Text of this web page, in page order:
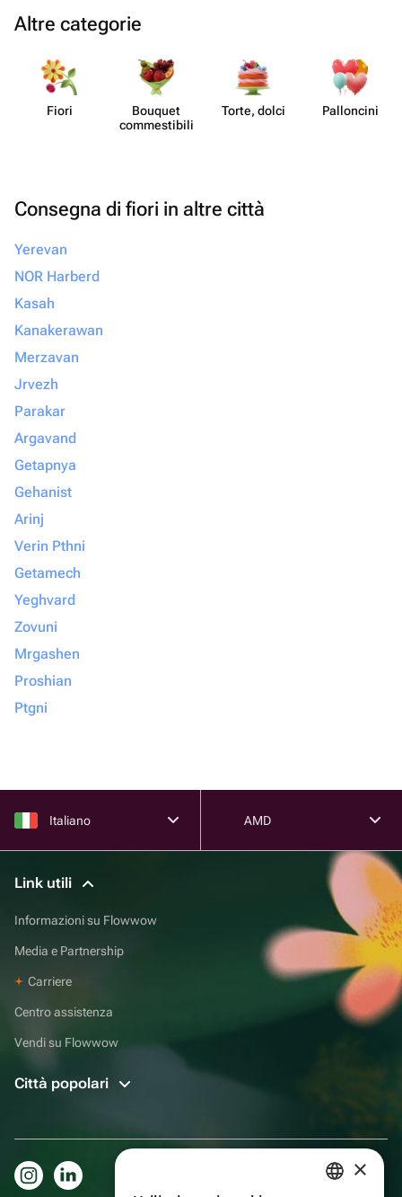
Altre categorie
Fiori
Bouquet
commes​tibili
Torte, dolci Pall​oncini
Consegna di fiori in altre città
Yerevan
NOR Harberd
Kasah
Kanakerawan
Merzavan
Jrvezh
Parakar
Argavand
Getapnya
Gehanist
Arinj
Verin Pthni
Getamech
Yeghvard
Zovuni
Mrgashen
Proshian
Ptgni
Italiano AMD
Link utili
Informazioni su Flowwow
Media e Partnership
Carriere
Centro assistenza
Vendi su Flowwow
Città popolari
×